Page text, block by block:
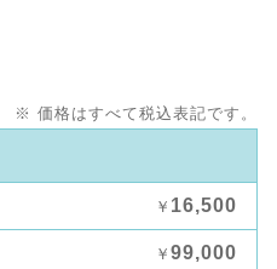
※ 価格はすべて税込表記です。
￥ 16,500
￥ 99,000